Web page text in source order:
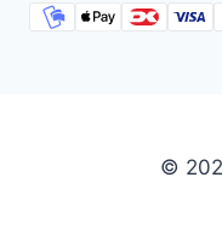
©